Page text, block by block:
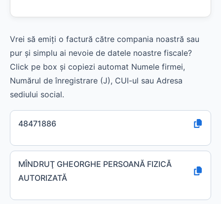
Vrei să emiți o factură către compania noastră sau
pur și simplu ai nevoie de datele noastre fiscale?
Click pe box și copiezi automat Numele firmei,
Numărul de înregistrare (J), CUI-ul sau Adresa
sediului social.
48471886
MÎNDRUŢ GHEORGHE PERSOANĂ FIZICĂ
AUTORIZATĂ